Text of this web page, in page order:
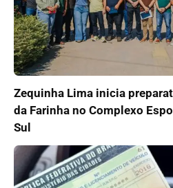
Zequinha Lima inicia
da Farinha no Complexo
Sul